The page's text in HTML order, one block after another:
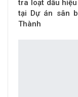
tra loạt dấu
tại Dự án sân
Thành